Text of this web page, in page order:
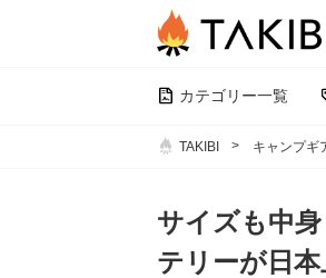
カテゴリー一覧
TAKIBI キャンプギ
サイズも中
テリーが日本